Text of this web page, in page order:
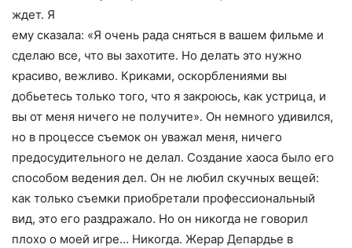
ждет. Я
ему сказала: «Я очень рада сняться в вашем фильме и
сделаю все, что вы захотите. Но делать это нужно
красиво, вежливо. Криками, оскорблениями вы
добьетесь только того, что я закроюсь, как устрица, и
вы от меня ничего не получите». Он немного удивился,
но в процессе съемок он уважал меня, ничего
предосудительного не делал. Создание хаоса было его
способом ведения дел. Он не любил скучных вещей:
как только съемки приобретали профессиональный
вид, это его раздражало. Но он никогда не говорил
плохо о моей игре… Никогда. Жерар Депардье в